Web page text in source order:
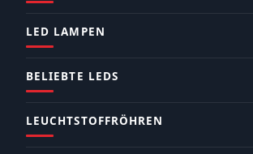
LED LAMPEN
BELIEBTE LEDS
LEUCHTSTOFFRÖHREN